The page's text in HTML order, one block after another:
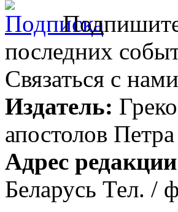
последних
Связаться с нами
Издатель:
апостолов
Адрес
Беларусь Тел. /